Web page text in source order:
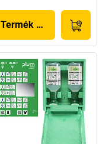
Termék megjelenítése